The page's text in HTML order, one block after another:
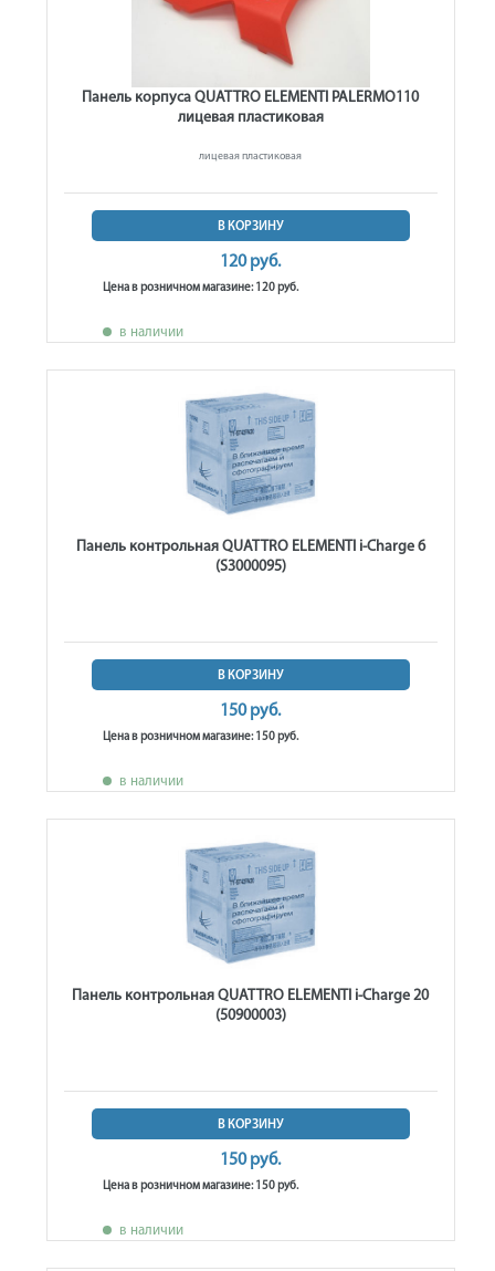
Панель корпуса QUATTRO ELEMENTI PALERMO110
лицевая пластиковая
лицевая пластиковая
В КОРЗИНУ
120 руб.
Цена в розничном магазине: 120 руб.
в наличии
Панель контрольная QUATTRO ELEMENTI i-Charge 6
(S3000095)
В КОРЗИНУ
150 руб.
Цена в розничном магазине: 150 руб.
в наличии
Панель контрольная QUATTRO ELEMENTI i-Charge 20
(50900003)
В КОРЗИНУ
150 руб.
Цена в розничном магазине: 150 руб.
в наличии